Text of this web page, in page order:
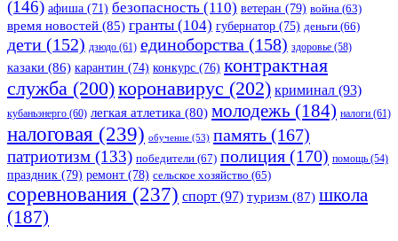
(146) афиша (71) безопасность (110) ветеран (79) война (63)
время новостей (85) гранты (104) губернатор (75) деньги (66)
дети (152) дзюдо (61) единоборства (158) здоровье (58)
казаки (86) карантин (74) конкурс (76) контрактная
служба (200)коронавирус (202) криминал (93)
кубаньэнерго (60) легкая атлетика (80) молодежь (184) налоги (61)
налоговая (239) обучение (53) память (167)
патриотизм (133) победители (67) полиция (170) помощь (54)
праздник (79) ремонт (78) сельское хозяйство (65)
соревнования (237) спорт (97) туризм (87) школа
(187)